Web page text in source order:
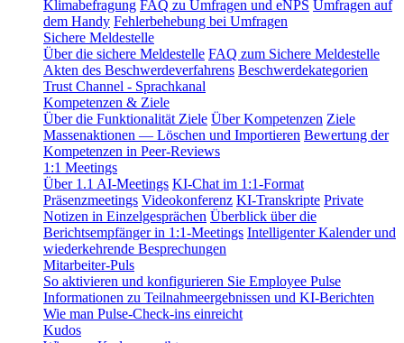
Klimabefragung FAQ zu Umfragen und eNPS Umfragen auf
dem Handy Fehlerbehebung bei Umfragen
Sichere Meldestelle
Über die sichere Meldestelle FAQ zum Sichere Meldestelle
Akten des Beschwerdeverfahrens Beschwerdekategorien
Trust Channel - Sprachkanal
Kompetenzen & Ziele
Über die Funktionalität Ziele Über Kompetenzen Ziele
Massenaktionen — Löschen und Importieren Bewertung der
Kompetenzen in Peer-Reviews
1:1 Meetings
Über 1.1 AI-Meetings KI-Chat im 1:1-Format
Präsenzmeetings Videokonferenz KI-Transkripte Private
Notizen in Einzelgesprächen Überblick über die
Berichtsempfänger in 1:1-Meetings Intelligenter Kalender und
wiederkehrende Besprechungen
Mitarbeiter-Puls
So aktivieren und konfigurieren Sie Employee Pulse
Informationen zu Teilnahmeergebnissen und KI-Berichten
Wie man Pulse-Check-ins einreicht
Kudos